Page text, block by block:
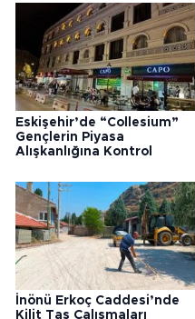
Eskişehir’de “Collesium”
Gençlerin Piyasa
Alışkanlığına Kontrol
İnönü Erkoç Caddesi’nde
Kilit Taş Çalışmaları